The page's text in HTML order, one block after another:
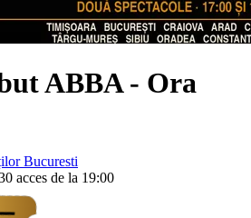
ABBA- Ora
Bucuresti
acces de la 19:00